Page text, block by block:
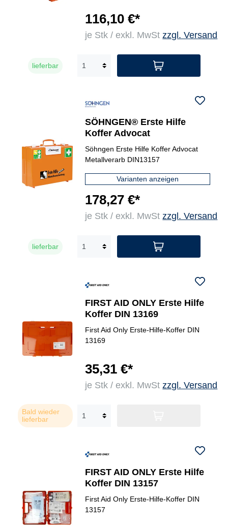
116,10 €*
je Stk / exkl. MwStzzgl. Versand
lieferbar
SÖHNGEN® Erste Hilfe
Koffer Advocat
Söhngen Erste Hilfe Koffer Advocat
Metallverarb DIN13157
Varianten anzeigen
178,27 €*
je Stk / exkl. MwStzzgl. Versand
lieferbar
FIRST AID ONLY Erste Hilfe
Koffer DIN 13169
First Aid Only Erste-Hilfe-Koffer DIN
13169
35,31 €*
je Stk / exkl. MwStzzgl. Versand
Bald wieder
lieferbar
FIRST AID ONLY Erste Hilfe
Koffer DIN 13157
First Aid Only Erste-Hilfe-Koffer DIN
13157